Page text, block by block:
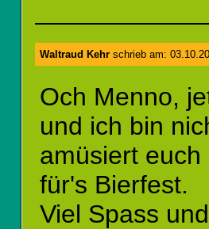
Waltraud Kehr schrieb am:
Och Menno,
und ich bin
amüsiert
für's Bierfest.
Viel Spass